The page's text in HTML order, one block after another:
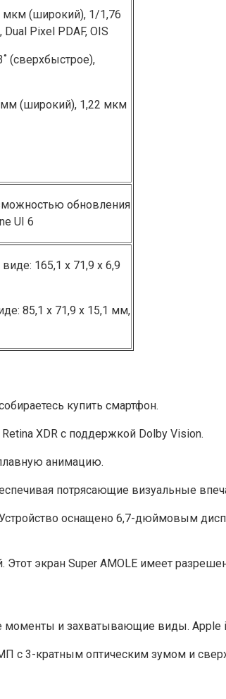
(широкий), 1/1,76
P͏ixel PDAF, OIS
(сверхбыстрое),
(широкий), 1,22 мкм
обновления
UI 6
165,1 х 71,9 х 6,9
85,1 х 71,9 х 15,1 мм,
купить смартфон.
XDR с поддержкой Dolby Vision.
анимацию.
потрясающие визуальные
оснащено 6,7-дюймовым
экран Super AMOLE имеет
и захватывающие виды. Apple
с 3-кратным оптическим зумом и